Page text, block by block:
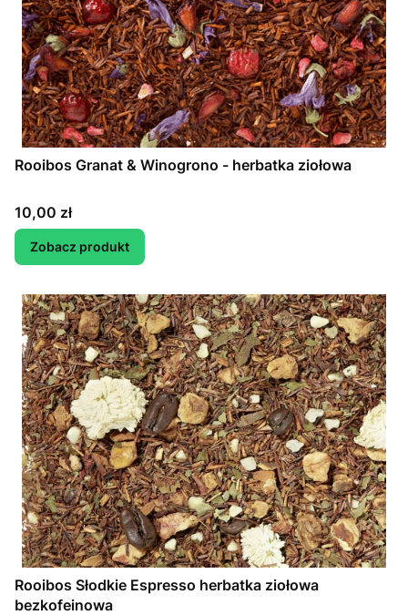
Rooibos Granat & Winogrono - herbatka ziołowa
Cena
10,00 zł
Zobacz produkt
Rooibos Słodkie Espresso herbatka ziołowa
bezkofeinowa